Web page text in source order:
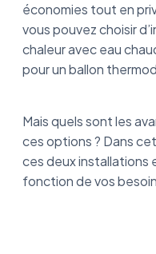
économies tout en
vous pouvez choisir
chaleur avec eau
pour un ballon
Mais quels sont les
ces options ? Dans
ces deux installations
fonction de vos